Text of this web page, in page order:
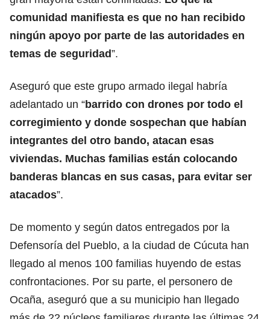
comunidad manifiesta es que no han recibido
ningún apoyo por parte de las autoridades en
temas de seguridad”.
Aseguró que este grupo armado ilegal habría
adelantado un “barrido con drones por todo el
corregimiento y donde sospechan que habían
integrantes del otro bando, atacan esas
viviendas. Muchas familias están colocando
banderas blancas en sus casas, para evitar ser
atacados”.
De momento y según datos entregados por la
Defensoría del Pueblo, a la ciudad de Cúcuta han
llegado al menos 100 familias huyendo de estas
confrontaciones. Por su parte, el personero de
Ocaña, aseguró que a su municipio han llegado